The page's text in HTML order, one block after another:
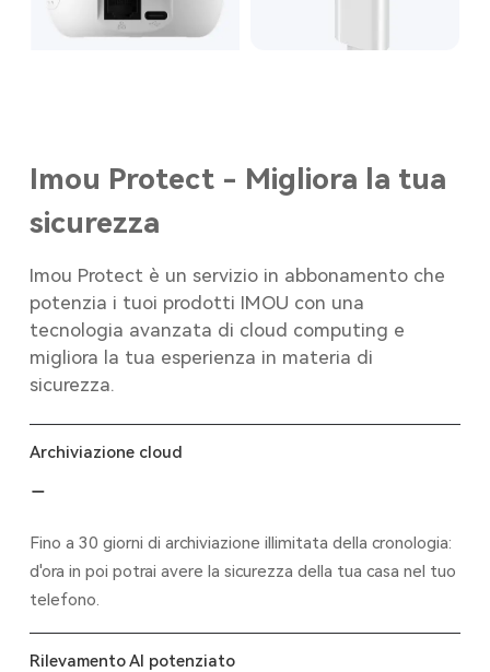
Imou Protect - Migliora la tua
sicurezza
Imou Protect è un servizio in abbonamento che
potenzia i tuoi prodotti IMOU con una
tecnologia avanzata di cloud computing e
migliora la tua esperienza in materia di
sicurezza.
Archiviazione cloud
Fino a 30 giorni di archiviazione illimitata della cronologia:
d'ora in poi potrai avere la sicurezza della tua casa nel tuo
telefono.
Rilevamento AI potenziato